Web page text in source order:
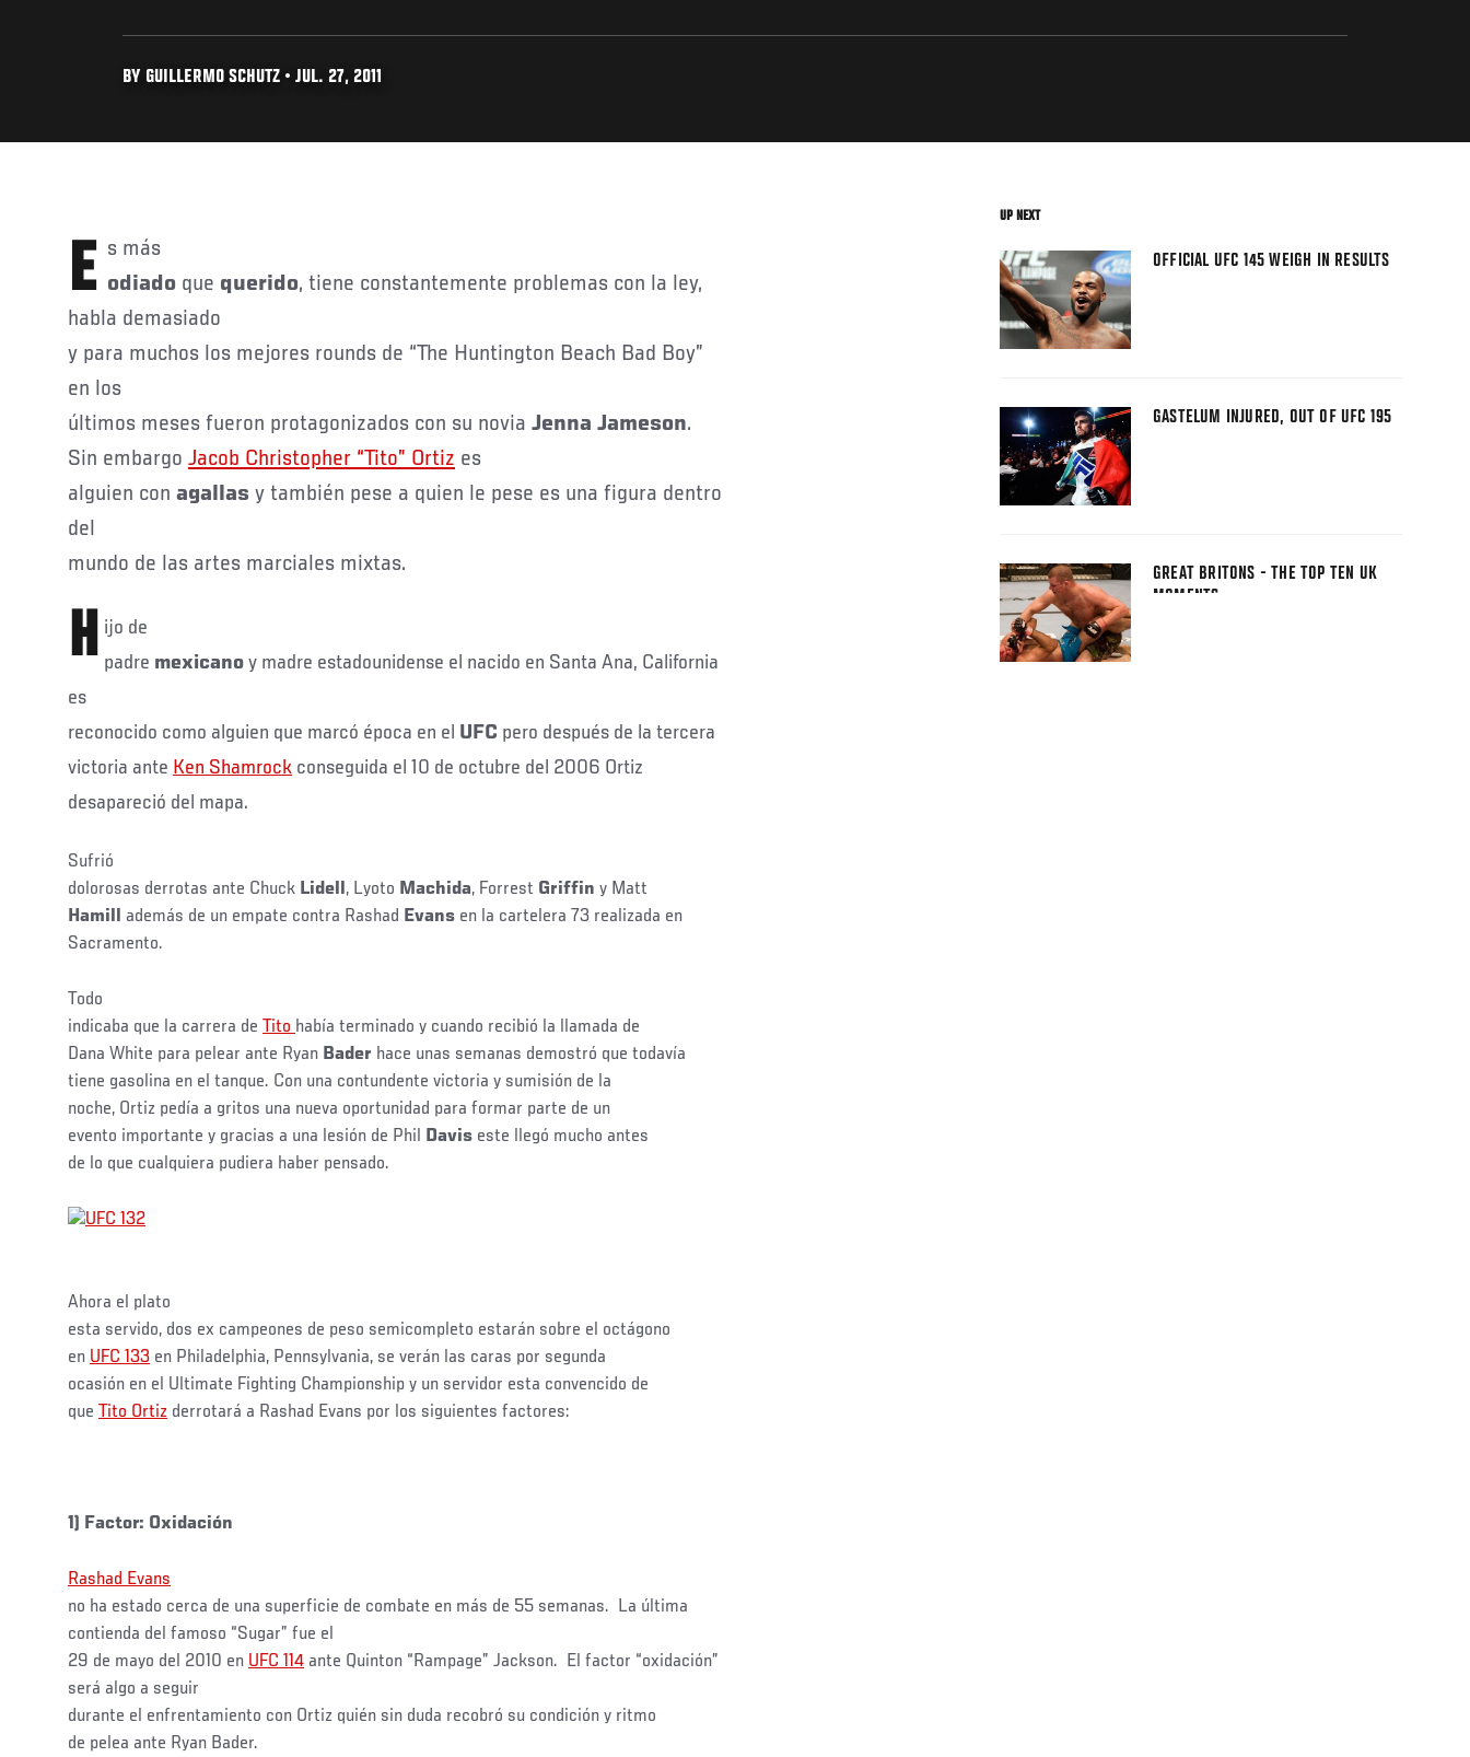
BY GUILLERMO SCHUTZ • JUL. 27, 2011
Es más
odiado que querido, tiene constantemente problemas con la ley,
habla demasiado
y para muchos los mejores rounds de “The Huntington Beach Bad Boy”
en los
últimos meses fueron protagonizados con su novia Jenna Jameson.
Sin embargo Jacob Christopher “Tito” Ortiz es
alguien con agallas y también pese a quien le pese es una figura dentro
del
mundo de las artes marciales mixtas.
H ijo de
padre mexicano y madre estadounidense el nacido en Santa Ana, California
es
reconocido como alguien que marcó época en el UFC pero después de la tercera
victoria ante Ken Shamrock conseguida el 10 de octubre del 2006 Ortiz
desapareció del mapa.
Sufrió
dolorosas derrotas ante Chuck Lidell, Lyoto Machida, Forrest Griffin y Matt
Hamill además de un empate contra Rashad Evans en la cartelera 73 realizada en
Sacramento.
Todo
indicaba que la carrera de Tito había terminado y cuando recibió la llamada de
Dana White para pelear ante Ryan Bader hace unas semanas demostró que todavía
tiene gasolina en el tanque. Con una contundente victoria y sumisión de la
noche, Ortiz pedía a gritos una nueva oportunidad para formar parte de un
evento importante y gracias a una lesión de Phil Davis este llegó mucho antes
de lo que cualquiera pudiera haber pensado.
Ahora el plato
esta servido, dos ex campeones de peso semicompleto estarán sobre el octágono
en UFC 133 en Philadelphia, Pennsylvania, se verán las caras por segunda
ocasión en el Ultimate Fighting Championship y un servidor esta convencido de
que Tito Ortiz derrotará a Rashad Evans por los siguientes factores:
1) Factor: Oxidación
Rashad Evans
no ha estado cerca de una superficie de combate en más de 55 semanas. La última
contienda del famoso “Sugar” fue el
29 de mayo del 2010 en UFC 114 ante Quinton “Rampage” Jackson. El factor “oxidación”
será algo a seguir
durante el enfrentamiento con Ortiz quién sin duda recobró su condición y ritmo
de pelea ante Ryan Bader.
UP NEXT
OFFICIAL UFC 145 WEIGH IN RESULTS
GASTELUM INJURED, OUT OF UFC 195
GREAT BRITONS - THE TOP TEN UK
MOMENTS